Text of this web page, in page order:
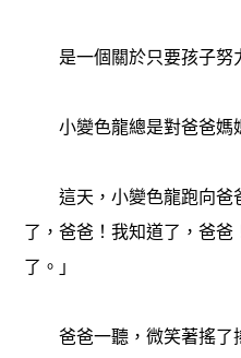
是一個關於只要孩子努
小變色龍總是對爸爸媽
這天，小變色龍跑向爸
了，爸爸！我知道了，爸爸
了。」
爸爸一聽，微笑著搖了